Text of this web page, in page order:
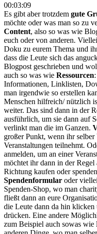
00:03:09
Es gibt aber trotzdem gute
möchte oder was man so zu
Content, also so was wie
euch oder von anderen.
Doku zu eurem Thema und
dass die Leute sich das
Blogpost geschrieben und
auch so was wie Ressourcen
Informationen, Linklisten,
man irgendwie so erstellen
Menschen hilfreich/ nützlich
weiter. Das sind dann in der
ausführlich, um sie dann auf
verlinkt man die im Ganzen.
großer Punkt, wenn ihr selber
Veranstaltungen teilnehmt.
anmelden, um an einer
möchtet ihr dann in der
Richtung kaufen oder
Spendenformular oder
Spenden-Shop, wo man
fließt dann an eure
die Leute dann da hin
drücken. Eine andere
zum Beispiel auch sowas wie